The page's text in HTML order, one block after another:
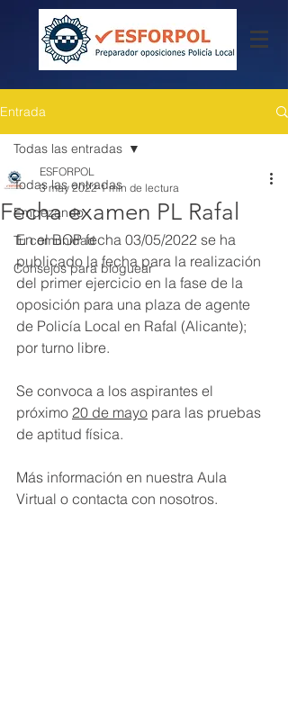
Entrada
Todas las entradas
Empezando
Tu comunidad
Consejos para bloguear
Todas las entradas
Fecha examen PL Rafal
ESFORPOL
3 may 2022 1 min de lectura
En el BOP fecha 03/05/2022 se ha
publicado la fecha para la realización
del primer ejercicio en la fase de la
oposición para una plaza de agente
de Policía Local en Rafal (Alicante);
por turno libre.
Se convoca a los aspirantes el
próximo 20 de mayo para las pruebas
de aptitud física.
Más información en nuestra Aula
Virtual o contacta con nosotros.